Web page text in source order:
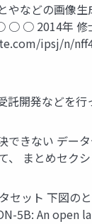
などの画像
○ 2014年 修
ipsj/n/
開発などを
きない デー
、 まとめセク
ト 下図の
5B: An